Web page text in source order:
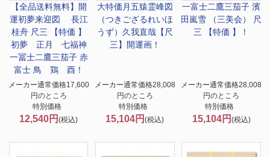
【全品送料無料】 開
運初夢来迎図 長江
桂舟 尺三 【特価 】
初夢 正月 七福神
一冨士二鷹三茄子 赤
富士 鳥 鶏 酉！
メーカー通常価格17,600
円のところ
特別価格
12,540円(税込)
大特価 月五猿霊峰図
（つきござるれいほ
うず）久我直哉【尺
三】開運画！
メーカー通常価格28,008
円のところ
特別価格
15,104円(税込)
一富士二鷹三茄子 濱
田嵐雪 （三美会） 尺
三 【特価 】！
メーカー通常価格28,008
円のところ
特別価格
15,104円 (税込)